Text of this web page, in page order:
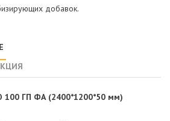
добавок.
ГП ФА (2400*1200*50 мм)